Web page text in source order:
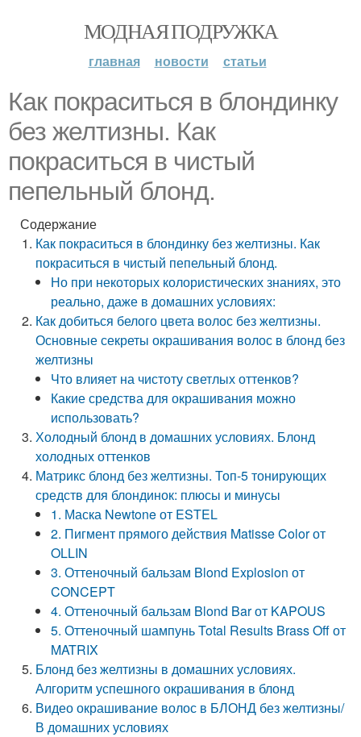
МОДНАЯ ПОДРУЖКА
главная новости статьи
Как покраситься в блондинку
без желтизны. Как
покраситься в чистый
пепельный блонд.
Содержание
Как покраситься в блондинку без желтизны. Как
покраситься в чистый пепельный блонд.
Но при некоторых колористических знаниях, это
реально, даже в домашних условиях:
Как добиться белого цвета волос без желтизны.
Основные секреты окрашивания волос в блонд без
желтизны
Что влияет на чистоту светлых оттенков?
Какие средства для окрашивания можно
использовать?
Холодный блонд в домашних условиях. Блонд
холодных оттенков
Матрикс блонд без желтизны. Топ-5 тонирующих
средств для блондинок: плюсы и минусы
1. Маска Newtone от ESTEL
2. Пигмент прямого действия Matisse Color от
OLLIN
3. Оттеночный бальзам Blond Explosion от
CONCEPT
4. Оттеночный бальзам Blond Bar от KAPOUS
5. Оттеночный шампунь Total Results Brass Off от
MATRIX
Блонд без желтизны в домашних условиях.
Алгоритм успешного окрашивания в блонд
Видео окрашивание волос в БЛОНД без желтизны/
В домашних условиях